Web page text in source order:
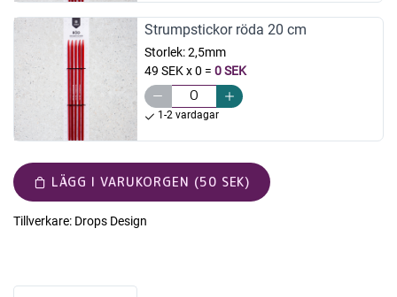
Strumpstickor röda 20 cm
Storlek:2,5mm
49 SEK x 0 = 0 SEK
1-2 vardagar
LÄGG I VARUKORGEN (50 SEK)
Tillverkare: Drops Design